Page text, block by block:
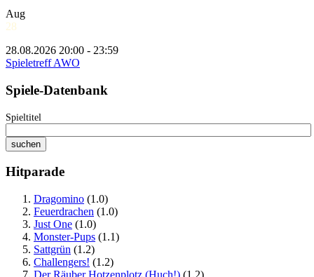
Aug
28
28.08.2026 20:00 - 23:59
Spieletreff AWO
Spiele-Datenbank
Spieltitel
Hitparade
Dragomino (1.0)
Feuerdrachen (1.0)
Just One (1.0)
Monster-Pups (1.1)
Sattgrün (1.2)
Challengers! (1.2)